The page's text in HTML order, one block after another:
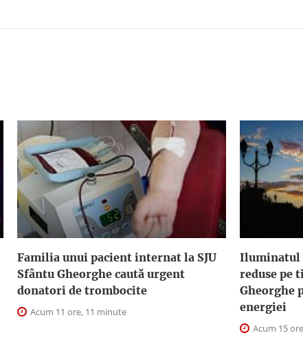
Familia unui pacient internat la SJU
Sfântu Gheorghe caută urgent
donatori de trombocite
Acum 11 ore, 11 minute
Iluminatul
reduse pe
Gheorghe
energiei
Acum 15